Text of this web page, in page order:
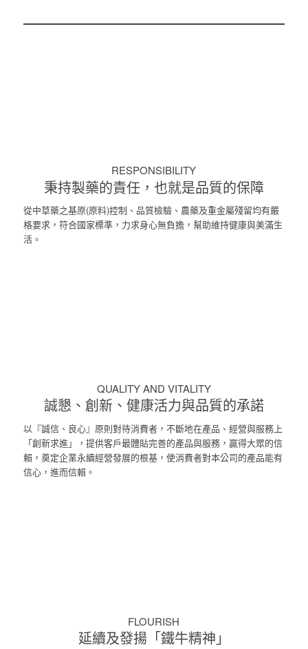
RESPONSIBILITY
秉持製藥的責任，也就是品質的保障
從中草藥之基原(原料)控制、品質檢驗、農藥及重金屬殘留均有嚴
格要求，符合國家標準，力求身心無負擔，幫助維持健康與美滿生
活。
QUALITY AND VITALITY
誠懇、創新、健康活力與品質的承諾
以『誠信、良心』原則對待消費者，不斷地在產品、經營與服務上
「創新求進」，提供客戶最體貼完善的產品與服務，贏得大眾的信
賴，奠定企業永續經營發展的根基，使消費者對本公司的產品能有
信心，進而信賴。
FLOURISH
延續及發揚「鐵牛精神」